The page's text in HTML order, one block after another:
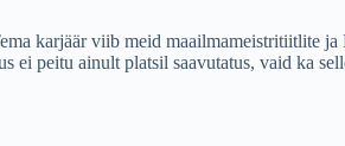
karjäär viib meid maailmameistritiitlite
ei peitu ainult platsil saavutatus, vaid ka